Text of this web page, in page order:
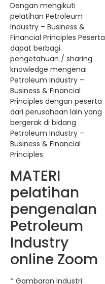
Dengan mengikuti
pelatihan Petroleum
Industry – Business &
Financial Principles Peserta
dapat berbagi
pengetahuan / sharing
knowledge mengenai
Petroleum Industry –
Business & Financial
Principles dengan peserta
dari perusahaan lain yang
bergerak di bidang
Petroleum Industry –
Business & Financial
Principles
MATERI
pelatihan
pengenalan
Petroleum
Industry
online Zoom
* Gambaran Industri: